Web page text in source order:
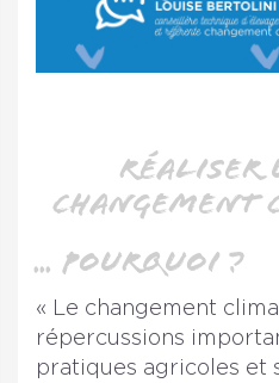
Réaliser
changement
... Pourquoi ?
« Le changement
répercussions
pratiques agricoles et